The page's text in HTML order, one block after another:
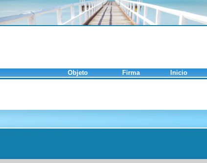
Objeto Firma Inicio